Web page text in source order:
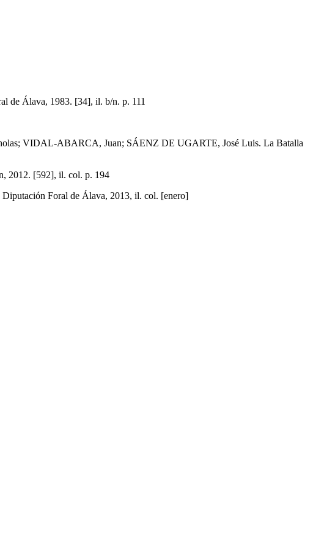
de Álava, 1983. [34], il. b/n. p. 111
VIDAL-ABARCA, Juan; SÁENZ DE UGARTE, José Luis. La Batalla
2012. [592], il. col. p. 194
Diputación Foral de Álava, 2013, il. col. [enero]